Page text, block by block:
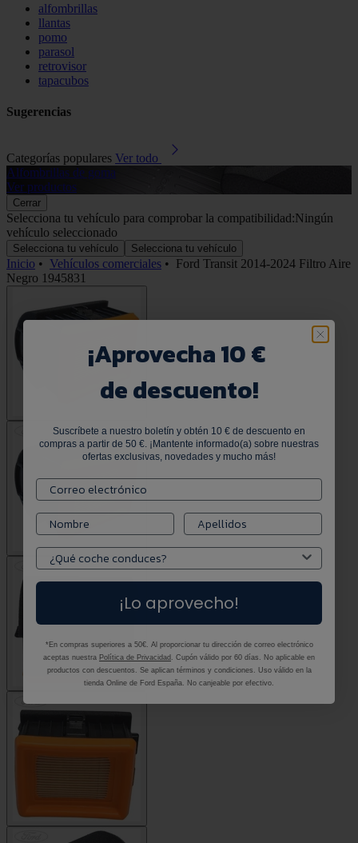
alfombrillas
llantas
pomo
parasol
retrovisor
tapacubos
Sugerencias
Categorías populares Ver todo
Alfombrillas de goma
Ver productos
Cerrar
Selecciona tu vehículo para comprobar la compatibilidad:Ningún
vehículo seleccionado
Selecciona tu vehículo Selecciona tu vehículo
Inicio • Vehículos comerciales • Ford Transit 2014-2024 Filtro Aire
Negro 1945831
¡Aprovecha 10 €
de descuento!
Suscríbete a nuestro boletín y obtén 10 € de descuento en
compras a partir de 50 €. ¡Mantente informado(a) sobre nuestras
ofertas exclusivas, novedades y mucho más!
¡Lo aprovecho!
*En compras superiores a 50€. Al proporcionar tu dirección de correo electrónico
aceptas nuestra Política de Privacidad . Cupón válido por 60 días. No aplicable en
productos con descuentos. Se aplican términos y condiciones. Uso válido en la
tienda Online de Ford España. No canjeable por efectivo.